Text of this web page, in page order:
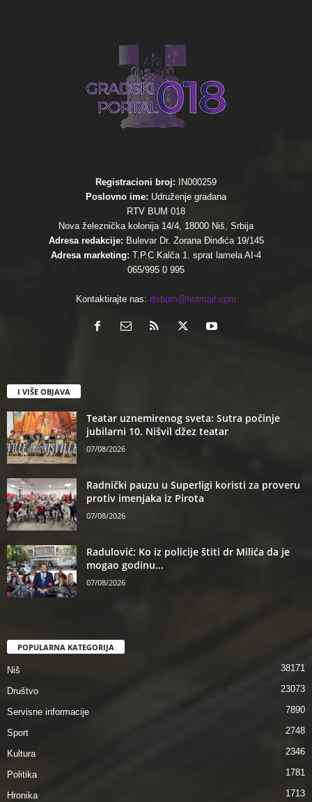
Registracioni broj:
IN000259
Poslovno ime: Udruženje građana
RTV BUM 018
Nova železnička kolonija 14/4, 18000 Niš, Srbija
Adresa redakcije: Bulevar Dr. Zorana Đinđića 19/145
Adresa marketing: T.P.C Kalča 1. sprat lamela AI-4
065/995 0 995
Kontaktirajte nas: rtvbum@hotmail.com
I VIŠE OBJAVA
Teatar uznemirenog sveta: Sutra počinje
jubilarni 10. Nišvil džez teatar
07/08/2026
Radnički pauzu u Superligi koristi za proveru
protiv imenjaka iz Pirota
07/08/2026
Radulović: Ko iz policije štiti dr Milića da je
mogao godinu...
07/08/2026
POPULARNA KATEGORIJA
Niš 38171
Društvo 23073
Servisne informacije 7890
Sport 2748
Kultura 2346
Politika 1781
Hronika 1713